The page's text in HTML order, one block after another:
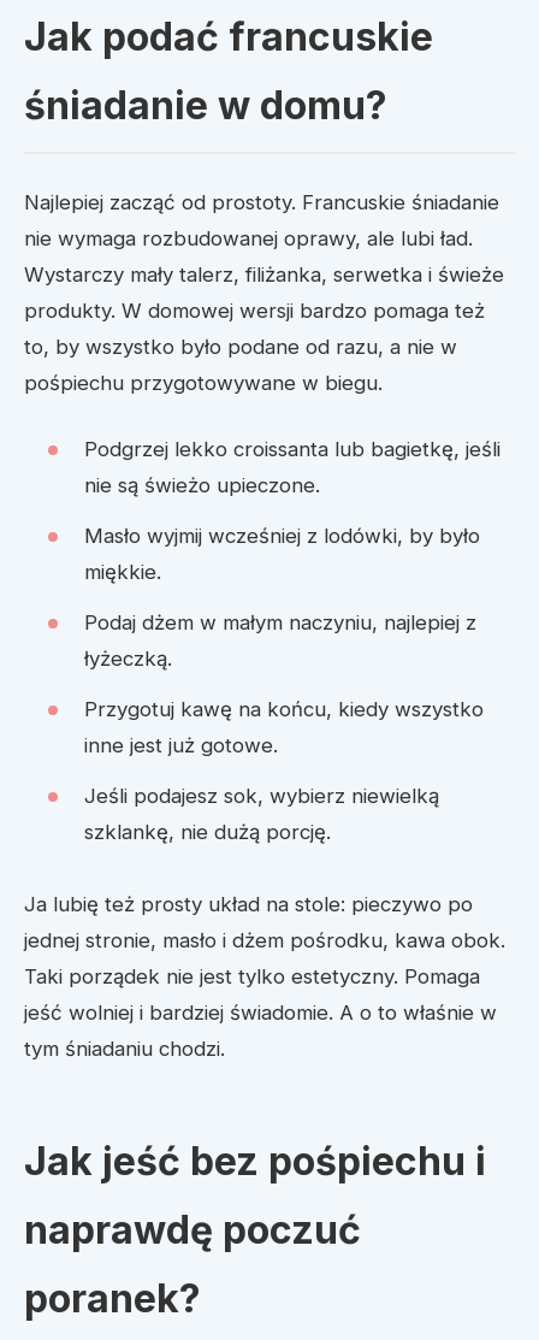
Jak podać francuskie
śniadanie w domu?
Najlepiej zacząć od prostoty. Francuskie śniadanie
nie wymaga rozbudowanej oprawy, ale lubi ład.
Wystarczy mały talerz, filiżanka, serwetka i świeże
produkty. W domowej wersji bardzo pomaga też
to, by wszystko było podane od razu, a nie w
pośpiechu przygotowywane w biegu.
Podgrzej lekko croissanta lub bagietkę, jeśli
nie są świeżo upieczone.
Masło wyjmij wcześniej z lodówki, by było
miękkie.
Podaj dżem w małym naczyniu, najlepiej z
łyżeczką.
Przygotuj kawę na końcu, kiedy wszystko
inne jest już gotowe.
Jeśli podajesz sok, wybierz niewielką
szklankę, nie dużą porcję.
Ja lubię też prosty układ na stole: pieczywo po
jednej stronie, masło i dżem pośrodku, kawa obok.
Taki porządek nie jest tylko estetyczny. Pomaga
jeść wolniej i bardziej świadomie. A o to właśnie w
tym śniadaniu chodzi.
Jak jeść bez pośpiechu i
naprawdę poczuć
poranek?